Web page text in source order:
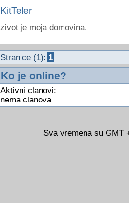
KitTeler
zivot je moja domovina.
Stranice (1): 1
Ko je online?
Aktivni clanovi:
nema clanova
Sva vremena su GMT